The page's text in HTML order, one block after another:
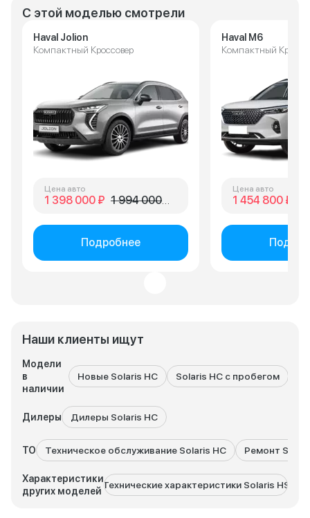
Наши клиенты ищут
Модели
в
наличии
Новые Solaris HC Solaris HC с пробегом
Дилеры Дилеры Solaris HC
ТО Техническое обслуживание Solaris HC Ремонт
Характеристики
других моделей
Технические характеристики Solaris HS
С этой моделью смотрели
Haval Jolion
Компактный Кроссовер
Цена авто
1 398 000 ₽ 1 994 000 ₽
Подробнее
Haval M6
Компактный
Цена авто
1 454 800 ₽